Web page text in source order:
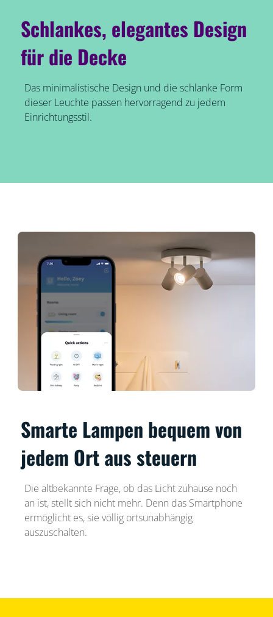
Schlankes, elegantes Design
für die Decke
Das minimalistische Design und die schlanke Form
dieser Leuchte passen hervorragend zu jedem
Einrichtungsstil.
Smarte Lampen bequem von
jedem Ort aus steuern
Die altbekannte Frage, ob das Licht zuhause noch
an ist, stellt sich nicht mehr. Denn das Smartphone
ermöglicht es, sie völlig ortsunabhängig
auszuschalten.